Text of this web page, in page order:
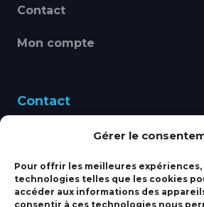
Gérer le
Pour offrir les meilleures
technologies telles que les cookies
accéder aux informations des
consentir à ces technologies nous
Contact
Mon compte
Contact
460 Avenue Alain Le
bbsmarine@bbs-